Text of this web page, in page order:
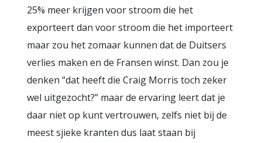
25% meer krijgen voor stroom die het
exporteert dan voor stroom die het importeert
maar zou het zomaar kunnen dat de Duitsers
verlies maken en de Fransen winst. Dan zou je
denken “dat heeft die Craig Morris toch zeker
wel uitgezocht?” maar de ervaring leert dat je
daar niet op kunt vertrouwen, zelfs niet bij de
meest sjieke kranten dus laat staan bij